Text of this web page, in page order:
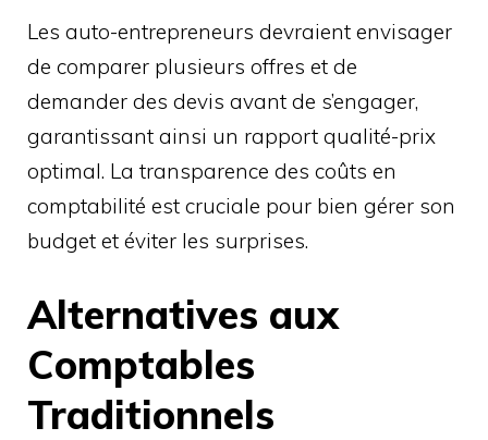
Les auto-entrepreneurs devraient envisager
de comparer plusieurs offres et de
demander des devis avant de s’engager,
garantissant ainsi un rapport qualité-prix
optimal. La transparence des coûts en
comptabilité est cruciale pour bien gérer son
budget et éviter les surprises.
Alternatives aux
Comptables
Traditionnels